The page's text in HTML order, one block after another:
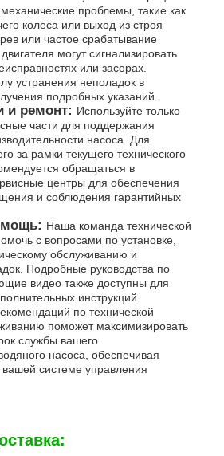
механические проблемы, такие как
колеса или выход из строя
или частое срабатывание
могут сигнализировать
или засорах.
устранения неполадок в
подробных указаний.
и ремонт: Используйте только
части для поддержания
насоса. Для
за рамки текущего технического
обращаться в
центры для обеспечения
и соблюдения гарантийных
Наша команда технической
с вопросами по установке,
обслуживанию и
Подробные руководства по
видео также доступны для
инструкций.
по технической
поможет максимизировать
службы вашего
насоса, обеспечивая
системе управления